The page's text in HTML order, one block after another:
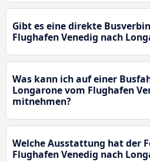
Gibt es eine direkte
Flughafen Venedig nach
Was kann ich auf einer
Longarone vom Flughafen
mitnehmen?
Welche Ausstattung hat der
Flughafen Venedig nach